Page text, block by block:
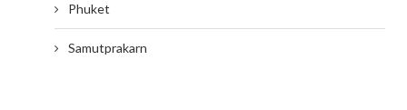
Phuket
Samutprakarn